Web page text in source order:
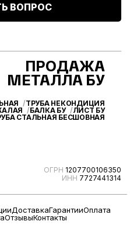
ВОПРОС
ОГРН 1207700106350
ИНН 7727441314
ПРОДАЖА
МЕТАЛЛА БУ
ТРУБА НЕКОНДИЦИЯ
БАЛКА БУ
ЛИСТ БУ
СТАЛЬНАЯ БЕСШОВНАЯ
ДоставкаГарантииОплата
ОтзывыКонтакты